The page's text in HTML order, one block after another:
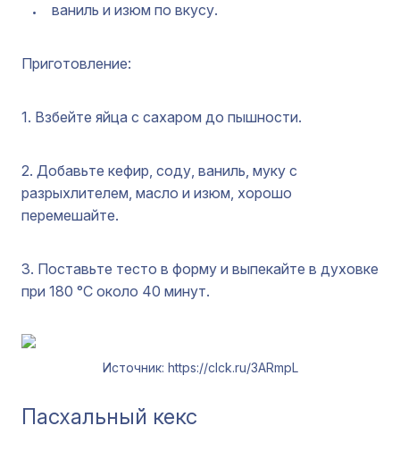
ваниль и изюм по вкусу.
Приготовление:
1. Взбейте яйца с сахаром до пышности.
2. Добавьте кефир, соду, ваниль, муку с
разрыхлителем, масло и изюм, хорошо
перемешайте.
3. Поставьте тесто в форму и выпекайте в духовке
при 180 °C около 40 минут.
Источник: https://clck.ru/3ARmpL
Пасхальный кекс